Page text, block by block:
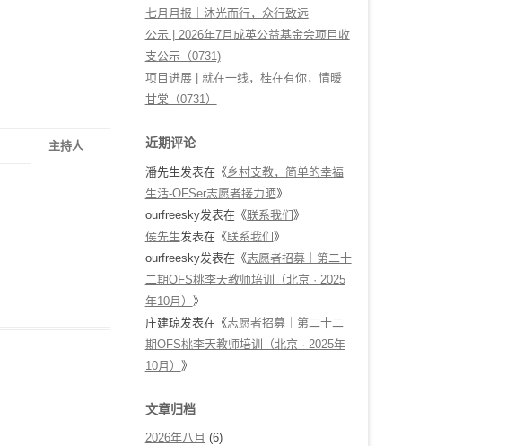
主持人
七月月报｜沐光而行，众行致远
公示 | 2026年7月成英公益基金会项目收
支公示（0731)
项目进展 | 就在一线，桂在有你，情暖
甘棠（0731）
近期评论
潘先生发表在《乡村支教，简单的幸福
生活-OFSer志愿者接力晒》
ourfreesky发表在《联系我们 》
侯先生发表在《联系我们 》
ourfreesky发表在《志愿者招募｜第二十
二期OFS桃李天教师培训（北京 · 2025
年10月） 》
庄建琼发表在《志愿者招募｜第二十二
期OFS桃李天教师培训（北京 · 2025年
10月） 》
文章归档
2026年八月 (6)